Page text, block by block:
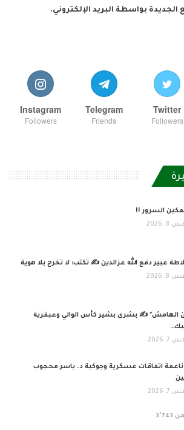
بواسطة البريد الإلكتروني.
Twitter
Followers
Telegram
Friends
Instagram
Followers
تمكين السرور !!
2026
عبير دفع الله عزالدين ✍️ تكتب: لا تخرج بلا هوية
2026
الهامش* ✍️ بشرى بشير كأس الوالي وعبقرية
2026
ناعمة اتفاقات عسكرية وجوكية د. ياسر محجوب
2026